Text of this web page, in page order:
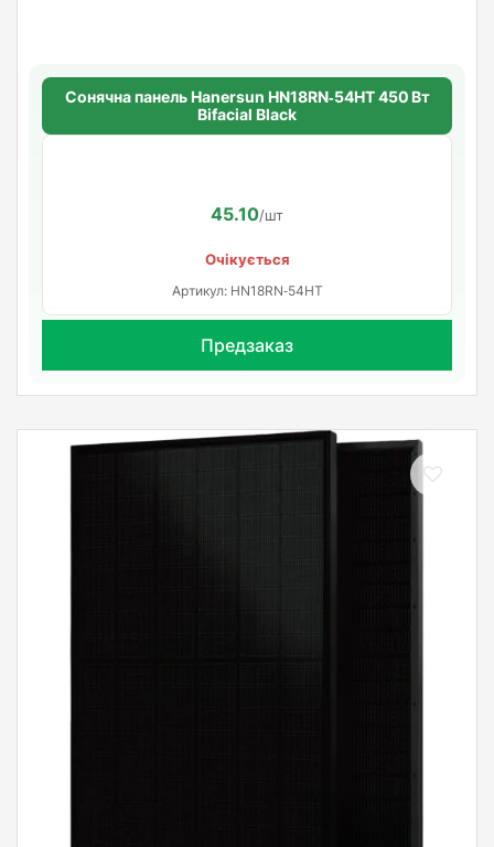
Сонячна панель Hanersun HN18RN‑54HT 450 Вт
Bifacial Black
45.10/шт
Очікується
Артикул: HN18RN‑54HT
Предзаказ